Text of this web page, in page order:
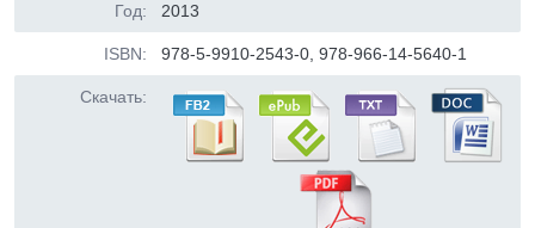
Год: 2013
ISBN: 978-5-9910-2543-0, 978-966-14-5640-1
Скачать: